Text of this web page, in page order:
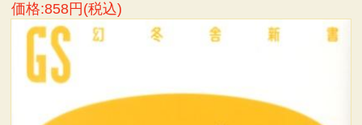
価格:858円(税込)